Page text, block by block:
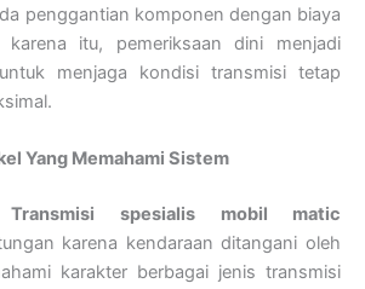
penggantian komponen dengan biaya
karena itu, pemeriksaan dini menjadi
menjaga kondisi transmisi tetap
Yang Memahami Sistem
spesialis mobil matic
karena kendaraan ditangani oleh
karakter berbagai jenis transmisi